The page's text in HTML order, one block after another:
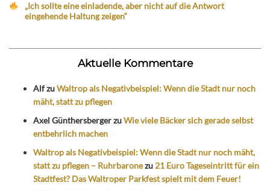
„Ich sollte eine einladende, aber nicht auf die Antwort
eingehende Haltung zeigen“
Aktuelle Kommentare
AlfzuWaltrop als Negativbeispiel: Wenn die Stadt nur noch
mäht, statt zu pflegen
Axel GünthersbergerzuWie viele Bäcker sich gerade selbst
entbehrlich machen
Waltrop als Negativbeispiel: Wenn die Stadt nur noch mäht,
statt zu pflegen – Ruhrbaronezu 21 Euro Tageseintritt für ein
Stadtfest? Das Waltroper Parkfest spielt mit dem Feuer!